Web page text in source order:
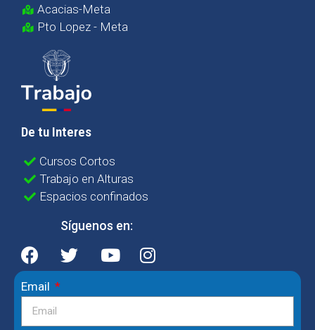
Acacias-Meta
Pto Lopez - Meta
De tu Interes
Cursos Cortos
Trabajo en Alturas
Espacios confinados
Síguenos en:
Email